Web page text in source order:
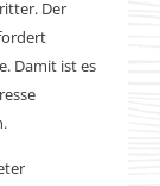
Der
Damit ist es